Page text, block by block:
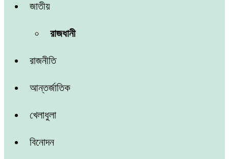
জাতীয়
রাজধানী
রাজনীতি
আন্তর্জাতিক
খেলাধুলা
বিনোদন